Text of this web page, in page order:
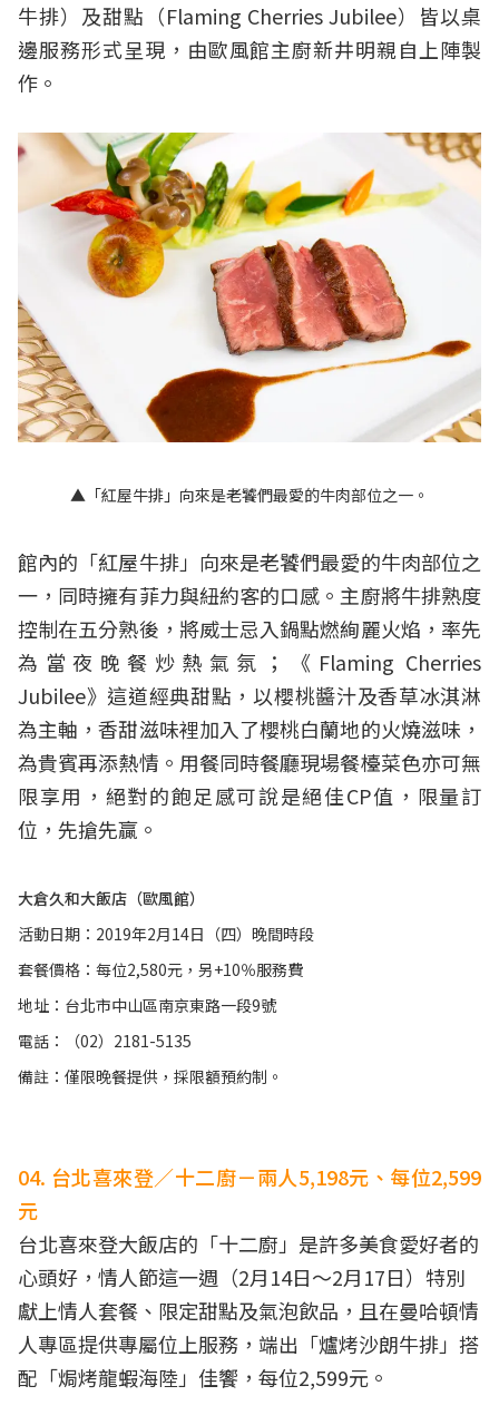
牛排）及甜點（Flaming Cherries Jubilee）皆以桌
邊服務形式呈現，由歐風館主廚新井明親自上陣製
作。
▲「紅屋牛排」向來是老饕們最愛的牛肉部位之一。
館內的「紅屋牛排」向來是老饕們最愛的牛肉部位之
一，同時擁有菲力與紐約客的口感。主廚將牛排熟度
控制在五分熟後，將威士忌入鍋點燃絢麗火焰，率先
為當夜晚餐炒熱氣氛；《Flaming Cherries
Jubilee》這道經典甜點，以櫻桃醬汁及香草冰淇淋
為主軸，香甜滋味裡加入了櫻桃白蘭地的火燒滋味，
為貴賓再添熱情。用餐同時餐廳現場餐檯菜色亦可無
限享用，絕對的飽足感可說是絕佳CP值，限量訂
位，先搶先贏。
大倉久和大飯店（歐風館）
活動日期：2019年2月14日（四）晚間時段
套餐價格：每位2,580元，另+10％服務費
地址：台北市中山區南京東路一段9號
電話：（02）2181-5135
備註：僅限晚餐提供，採限額預約制。
04. 台北喜來登／十二廚－兩人5,198元、每位2,599
元
台北喜來登大飯店的「十二廚」是許多美食愛好者的
心頭好，情人節這一週（2月14日～2月17日）特別
獻上情人套餐、限定甜點及氣泡飲品，且在曼哈頓情
人專區提供專屬位上服務，端出「爐烤沙朗牛排」搭
配「焗烤龍蝦海陸」佳饗，每位2,599元。